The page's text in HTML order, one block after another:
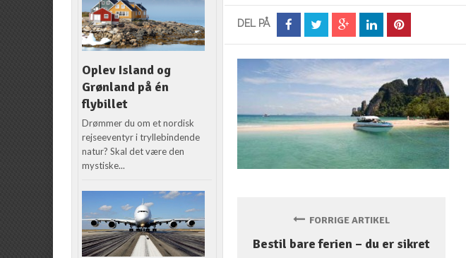
DEL PÅ
FORRIGE ARTIKEL
Bestil bare ferien – du er sikret
Oplev Island og
Grønland på én
flybillet
Drømmer du om et nordisk
rejseeventyr i tryllebindende
natur? Skal det være den
mystiske...